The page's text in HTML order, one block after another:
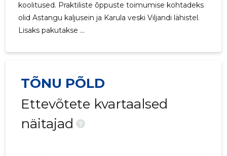
JAAN
koolitused. Praktiliste õppuste toimumise kohtadeks
olid Astangu kaljusein ja Karula veski Viljandi lähistel.
Lisaks pakutakse ...
TÕNU PÕLD
Ettevõtete kvartaalsed
näitajad
?